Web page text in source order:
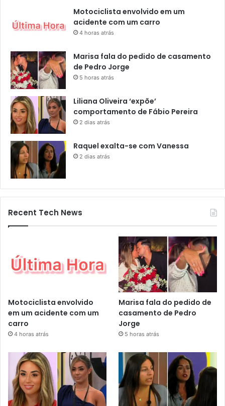
Motociclista envolvido em um
acidente com um carro
4 horas atrás
Marisa fala do pedido de casamento
de Pedro Jorge
5 horas atrás
Liliana Oliveira ‘expõe’
comportamento de Fábio Pereira
2 dias atrás
Raquel exalta-se com Vanessa
2 dias atrás
Recent Tech News
Motociclista envolvido
em um acidente com um
carro
4 horas atrás
Marisa fala do pedido de
casamento de Pedro
Jorge
5 horas atrás